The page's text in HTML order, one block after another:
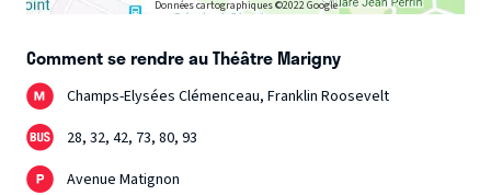
Données cartographiques ©2022 Google
Comment se rendre au Théâtre Marigny
Champs-Elysées Clémenceau, Franklin Roosevelt
28, 32, 42, 73, 80, 93
Avenue Matignon